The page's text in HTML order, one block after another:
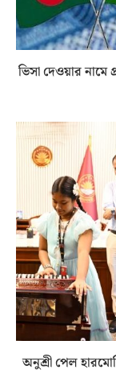
ভিসা দেওয়ার
অনুশ্রী পেল